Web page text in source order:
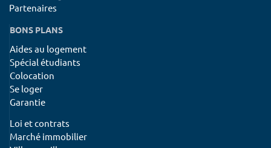
Partenaires
BONS PLANS
Aides au logement
Spécial étudiants
Colocation
Se loger
Garantie
Loi et contrats
Marché immobilier